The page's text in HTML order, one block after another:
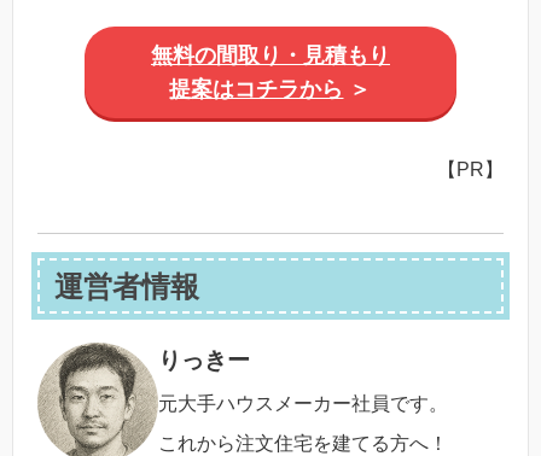
無料の間取り・見積もり
提案はコチラから ＞
【PR】
運営者情報
りっきー
元大手ハウスメーカー社員です。
これから注文住宅を建てる方へ！